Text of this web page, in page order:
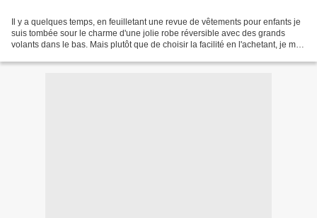
Il y a quelques temps, en feuilletant une revue de vêtements pour enfants je
suis tombée sour le charme d'une jolie robe réversible avec des grands
volants dans le bas. Mais plutôt que de choisir la facilité en l'achetant, je me